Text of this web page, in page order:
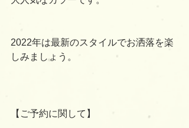
2022年は最新のスタイルでお洒落を楽
しみましょう。
【ご予約に関して】